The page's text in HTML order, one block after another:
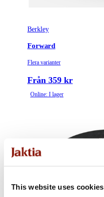
This website uses cookies
Berkley
Forward
Flera varianter
Från 359 kr
Online: I lager